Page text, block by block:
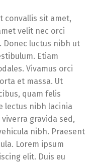
convallis sit amet,
velit nec orci
Donec luctus nibh ut
Etiam
Vivamus orci
et massa. Ut
quam felis
lectus nibh lacinia
gravida sed,
nibh. Praesent
Lorem ipsum
elit. Duis eu